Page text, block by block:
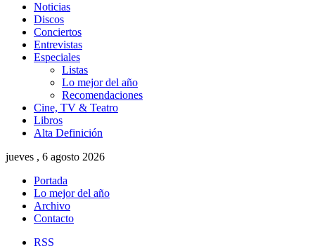
Noticias
Discos
Conciertos
Entrevistas
Especiales
Listas
Lo mejor del año
Recomendaciones
Cine, TV & Teatro
Libros
Alta Definición
jueves , 6 agosto 2026
Portada
Lo mejor del año
Archivo
Contacto
RSS